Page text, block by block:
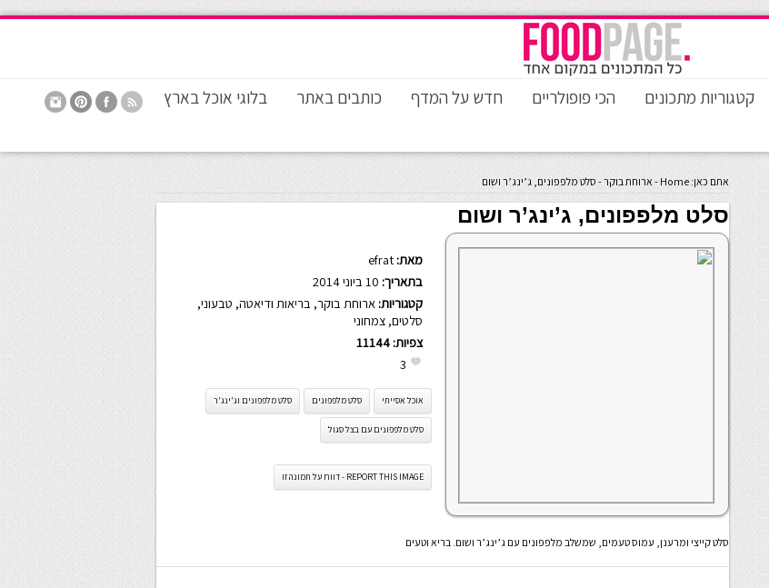
קטגוריות מתכונים הכי פופולריים חדש על המדף כותבים באתר בלוגי אוכל בארץ
אתם כאן: Home
- ארוחת בוקר-סלט מלפפונים, ג’ינג’ר ושום
סלט מלפפונים, ג’ינג’ר ושום
מאת: efrat
בתאריך:
קטגוריות: ארוחת בוקר, בריאות ודיאטה, טבעוני,
סלטים, צמחוני
צפיות: 11144
3
אוכל אסייתי סלט מלפפונים סלט מלפפונים וג'ינג'ר
סלט מלפפונים עם בצל סגול
REPORT THIS IMAGE - דווח על תמונה זו
סלט קייצי ומרענן, עמוס טעמים, שמשלב מלפפונים עם ג’ינג’ר ושום. בריא וטעים